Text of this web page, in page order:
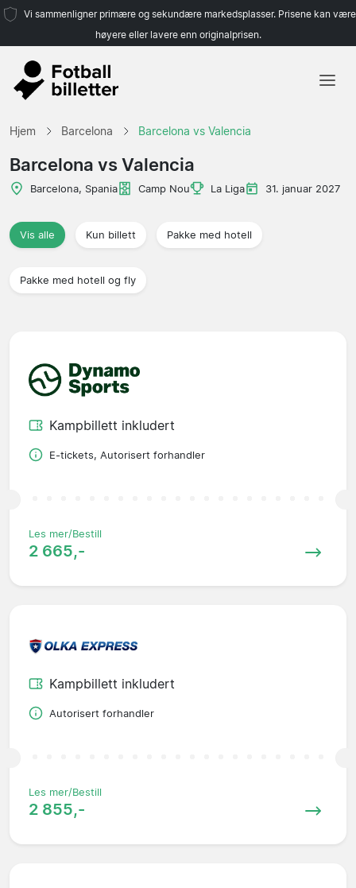
Vi sammenligner primære og sekundære markedsplasser. Prisene kan være
høyere eller lavere enn originalprisen.
Hjem Barcelona Barcelona vs Valencia
Barcelona vs Valencia
Barcelona, Spania Camp Nou La Liga 31. januar 2027
Vis alle Kun billett Pakke med hotell
Pakke med hotell og fly
Kampbillett inkludert
E-tickets, Autorisert forhandler
Les mer/Bestill
2 665,-
Kampbillett inkludert
Autorisert forhandler
Les mer/Bestill
2 855,-